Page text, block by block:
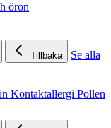
öron
Tillbaka
Se alla
Kontaktallergi Pollen